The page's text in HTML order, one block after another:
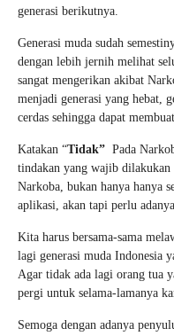
generasi berikutnya.
Generasi muda sudah
dengan lebih jernih melihat
sangat mengerikan akibat
menjadi generasi yang hebat,
cerdas sehingga dapat
Katakan “Tidak” Pada
tindakan yang wajib dilakukan
Narkoba, bukan hanya hanya
aplikasi, akan tapi perlu
Kita harus bersama-sama
lagi generasi muda Indonesia
Agar tidak ada lagi orang tua
pergi untuk selama-lamanya
Semoga dengan adanya